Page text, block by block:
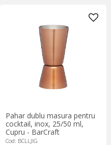
Pahar dublu masura pentru
cocktail, inox, 25/50 ml,
Cupru - BarCraft
Cod: BCLLJIG